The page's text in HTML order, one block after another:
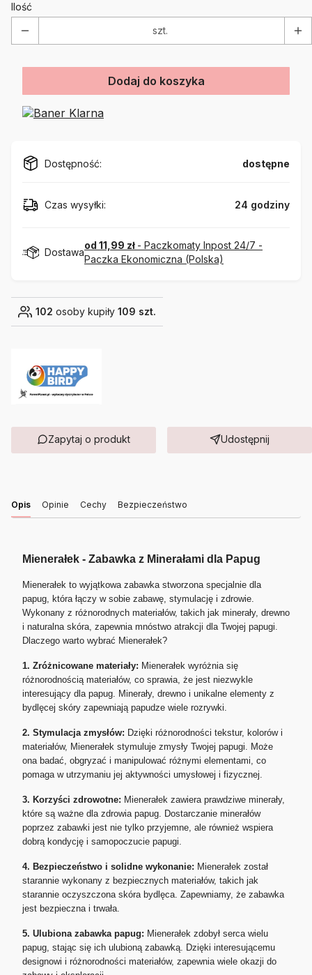
Ilość
szt.
Dodaj do koszyka
Dostępność: dostępne
Czas wysyłki: 24 godziny
Dostawa
od 11,99 zł - Paczkomaty Inpost 24/7 -
Paczka Ekonomiczna (Polska)
102 osoby kupiły 109 szt.
Zapytaj o produkt Udostępnij
Opis Opinie Cechy Bezpieczeństwo
Mienerałek - Zabawka z Minerałami dla Papug
Mienerałek to wyjątkowa zabawka stworzona specjalnie dla
papug, która łączy w sobie zabawę, stymulację i zdrowie.
Wykonany z różnorodnych materiałów, takich jak minerały, drewno
i naturalna skóra, zapewnia mnóstwo atrakcji dla Twojej papugi.
Dlaczego warto wybrać Mienerałek?
1. Zróżnicowane materiały: Mienerałek wyróżnia się
różnorodnością materiałów, co sprawia, że jest niezwykle
interesujący dla papug. Minerały, drewno i unikalne elementy z
bydlęcej skóry zapewniają papudze wiele rozrywki.
2. Stymulacja zmysłów: Dzięki różnorodności tekstur, kolorów i
materiałów, Mienerałek stymuluje zmysły Twojej papugi. Może
ona badać, obgryzać i manipulować różnymi elementami, co
pomaga w utrzymaniu jej aktywności umysłowej i fizycznej.
3. Korzyści zdrowotne: Mienerałek zawiera prawdziwe minerały,
które są ważne dla zdrowia papug. Dostarczanie minerałów
poprzez zabawki jest nie tylko przyjemne, ale również wspiera
dobrą kondycję i samopoczucie papugi.
4. Bezpieczeństwo i solidne wykonanie: Mienerałek został
starannie wykonany z bezpiecznych materiałów, takich jak
starannie oczyszczona skóra bydlęca. Zapewniamy, że zabawka
jest bezpieczna i trwała.
5. Ulubiona zabawka papug: Mienerałek zdobył serca wielu
papug, stając się ich ulubioną zabawką. Dzięki interesującemu
designowi i różnorodności materiałów, zapewnia wiele okazji do